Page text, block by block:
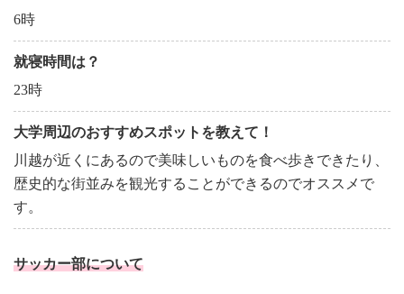
6時
就寝時間は？
23時
大学周辺のおすすめスポットを教えて！
川越が近くにあるので美味しいものを食べ歩きできたり、
歴史的な街並みを観光することができるのでオススメで
す。
サッカー部について